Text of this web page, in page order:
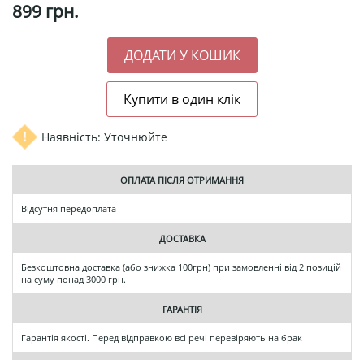
899 грн.
Наявність: Уточнюйте
ОПЛАТА ПІСЛЯ ОТРИМАННЯ
Відсутня передоплата
ДОСТАВКА
Безкоштовна доставка (або знижка 100грн) при замовленні від 2 позицій
на суму понад 3000 грн.
ГАРАНТІЯ
Гарантія якості. Перед відправкою всі речі перевіряють на брак